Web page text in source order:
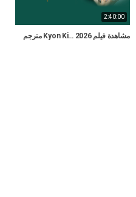
2:40:00
مشاهدة فيلم Kyon Ki… 2026 مترجم